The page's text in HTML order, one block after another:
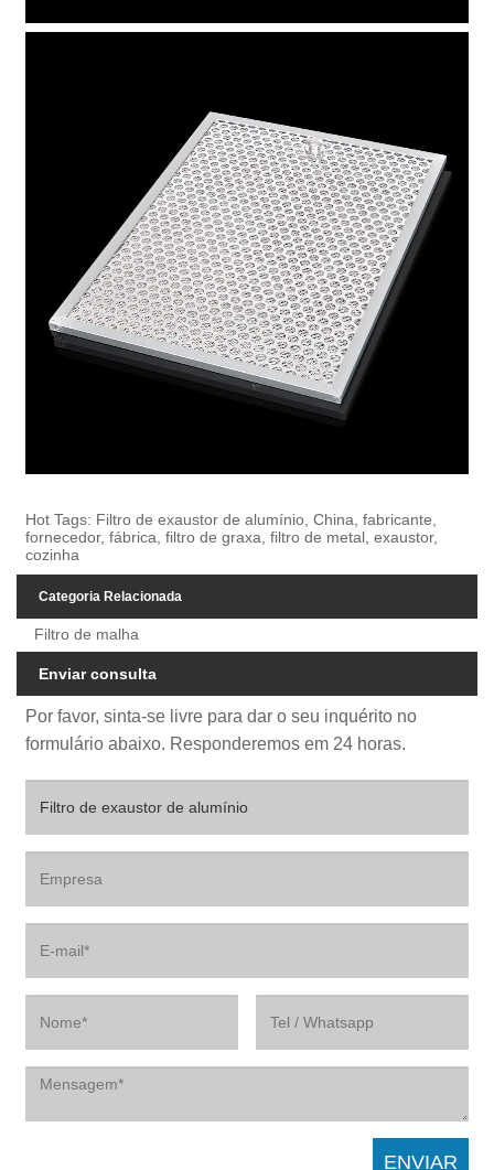
Hot Tags: Filtro de exaustor de alumínio, China, fabricante,
fornecedor, fábrica, filtro de graxa, filtro de metal, exaustor,
cozinha
Categoria Relacionada
Filtro de malha
Enviar consulta
Por favor, sinta-se livre para dar o seu inquérito no
formulário abaixo. Responderemos em 24 horas.